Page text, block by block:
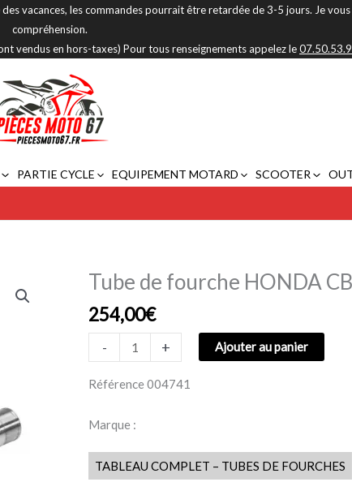
vacances, les commandes pourrait être retardée de 3-5 jours. Je
compréhension.
vendus en hors-taxes) Pour tous renseignements appelez le
PARTIE CYCLE EQUIPEMENT MOTARD SCOOTER
Tube de fourche HONDA
254,00€
-
quantité
Tube
de
R
2008-
2016
+ Ajouter au panier
Référence 004741
Marque :
TABLEAU COMPLET – TUBES DE FOURCHES